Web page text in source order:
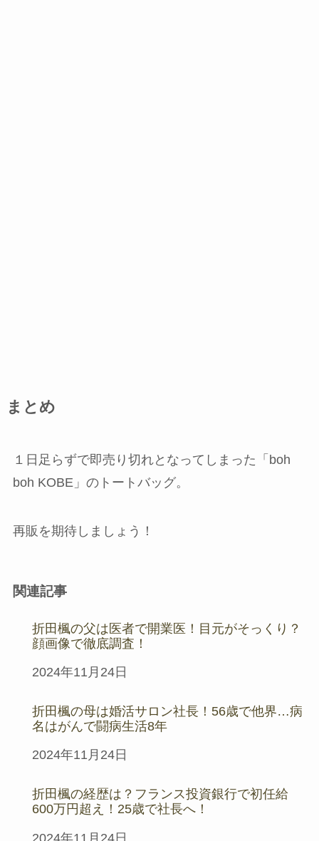
まとめ
１日足らずで即売り切れとなってしまった「boh
boh KOBE」のトートバッグ。
再販を期待しましょう！
関連記事
折田楓の父は医者で開業医！目元がそっくり？
顔画像で徹底調査！
日付
2024年11月24日
折田楓の母は婚活サロン社長！56歳で他界…病
名はがんで闘病生活8年
日付
2024年11月24日
折田楓の経歴は？フランス投資銀行で初任給
600万円超え！25歳で社長へ！
日付
2024年11月24日